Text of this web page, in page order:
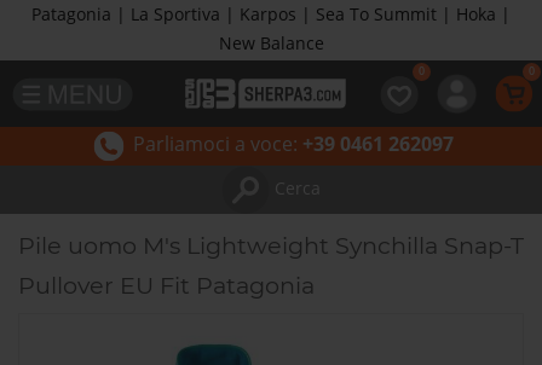
Patagonia | La Sportiva | Karpos | Sea To Summit | Hoka |
New Balance
Parliamoci a voce: +39 0461 262097
Cerca
Pile uomo M's Lightweight Synchilla Snap-T
Pullover EU Fit Patagonia